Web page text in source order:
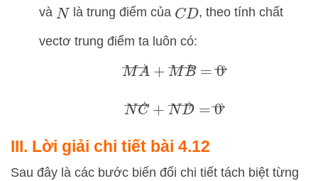
và N là trung điểm của CD, theo tính chất
vectơ trung điểm ta luôn có:
MA→ +MB→ =0→
NC→ +ND→ =0→
III. Lời giải chi tiết bài 4.12
Sau đây là các bước biến đổi chi tiết tách biệt từng